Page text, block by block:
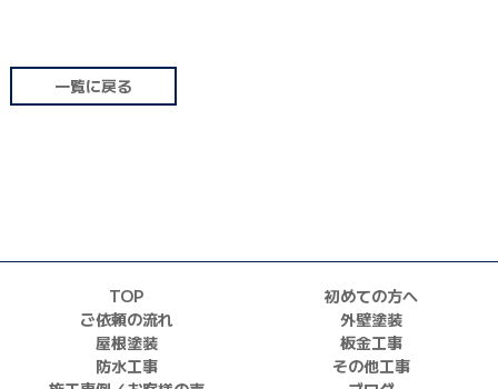
一覧に戻る
TOP
初めての方へ
ご依頼の流れ
外壁塗装
屋根塗装
板金工事
防水工事
その他工事